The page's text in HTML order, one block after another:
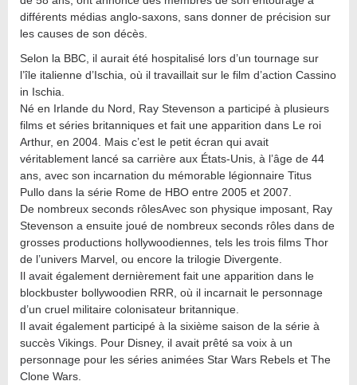
différents médias anglo-saxons, sans donner de précision sur
les causes de son décès.
Selon la BBC, il aurait été hospitalisé lors d’un tournage sur
l’île italienne d’Ischia, où il travaillait sur le film d’action Cassino
in Ischia.
Né en Irlande du Nord, Ray Stevenson a participé à plusieurs
films et séries britanniques et fait une apparition dans Le roi
Arthur, en 2004. Mais c’est le petit écran qui avait
véritablement lancé sa carrière aux États-Unis, à l’âge de 44
ans, avec son incarnation du mémorable légionnaire Titus
Pullo dans la série Rome de HBO entre 2005 et 2007.
De nombreux seconds rôlesAvec son physique imposant, Ray
Stevenson a ensuite joué de nombreux seconds rôles dans de
grosses productions hollywoodiennes, tels les trois films Thor
de l’univers Marvel, ou encore la trilogie Divergente.
Il avait également dernièrement fait une apparition dans le
blockbuster bollywoodien RRR, où il incarnait le personnage
d’un cruel militaire colonisateur britannique.
Il avait également participé à la sixième saison de la série à
succès Vikings. Pour Disney, il avait prêté sa voix à un
personnage pour les séries animées Star Wars Rebels et The
Clone Wars.